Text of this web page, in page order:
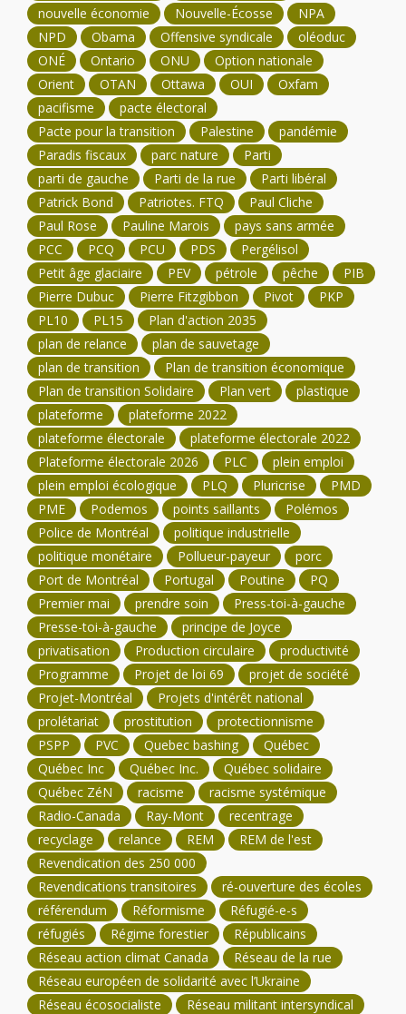
nouvelle économie
Nouvelle-Écosse
NPA
NPD
Obama Offensive syndicale
oléoduc
ONÉ
Ontario ONU
Option nationale
Orient
OTAN Ottawa OUI
Oxfam
pacifisme
pacte électoral
Pacte pour la transition
Palestine
pandémie
Paradis fiscaux
parc nature
Parti
parti de gauche
Parti de la rue
Parti libéral
Patrick Bond
Patriotes. FTQ
Paul Cliche
Paul Rose
Pauline Marois
pays sans armée
PCC
PCQ PCU PDS
Pergélisol
Petit âge glaciaire
PEV pétrole pêche
PIB
Pierre Dubuc
Pierre Fitzgibbon Pivot
PKP
PL10
PL15
Plan d'action 2035
plan de relance
plan de sauvetage
plan de transition
Plan de transition économique
Plan de transition Solidaire
Plan vert
plastique
plateforme
plateforme 2022
plateforme électorale
plateforme électorale 2022
Plateforme électorale 2026
PLC
plein emploi
plein emploi écologique
PLQ Pluricrise
PMD
PME
Podemos points saillants
Polémos
Police de Montréal
politique industrielle
politique monétaire
Pollueur-payeur
porc
Port de Montréal
Portugal Poutine
PQ
Premier mai
prendre soin
Press-toi-à-gauche
Presse-toi-à-gauche
principe de Joyce
privatisation
Production circulaire
productivité
Programme
Projet de loi 69
projet de société
Projet-Montréal
Projets d'intérêt national
prolétariat
prostitution
protectionnisme
PSPP
PVC Quebec bashing
Québec
Québec Inc
Québec Inc.
Québec solidaire
Québec ZéN
racisme
racisme systémique
Radio-Canada
Ray-Mont
recentrage
recyclage
relance REM
REM de l'est
Revendication des 250 000
Revendications transitoires
ré-ouverture des écoles
référendum
Réformisme
Réfugié-e-s
réfugiés
Régime forestier
Républicains
Réseau action climat Canada
Réseau de la rue
Réseau européen de solidarité avec l’Ukraine
Réseau écosocialiste
Réseau militant intersyndical